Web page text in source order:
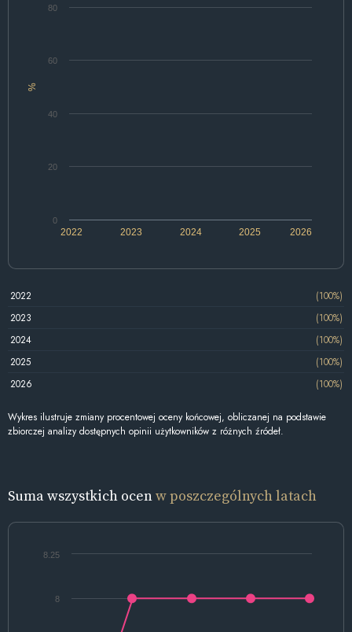
%
2022 2024 2026
2023 2025
0
20
40
60
80
2022
(100%)
2023
(100%)
2024
(100%)
2025
(100%)
2026
(100%)
Wykres ilustruje zmiany procentowej oceny końcowej, obliczanej na podstawie
zbiorczej analizy dostępnych opinii użytkowników z różnych źródeł.
Suma wszystkich ocenw poszczególnych latach
8
8.25